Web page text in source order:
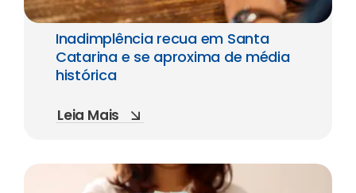
Inadimplência recua em Santa
Catarina e se aproxima de média
histórica
Leia Mais